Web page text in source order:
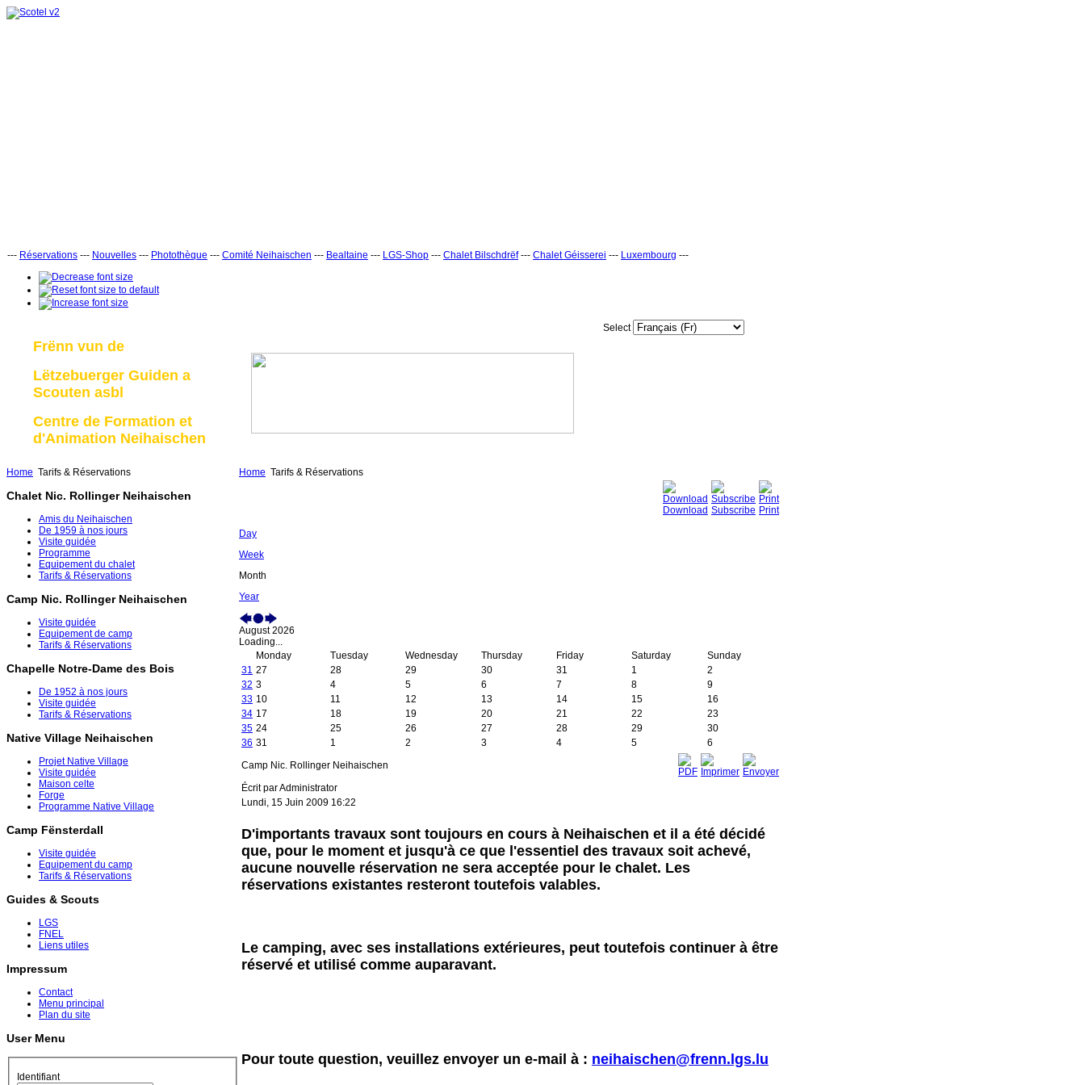
--- Réservations --- Nouvelles --- Photothèque --- Comité Neihaischen --- Bealtaine --- LGS-Shop --- Chalet Bilschdrëf--- Chalet Géisserei --- Luxembourg ---
Frënn vun de
Lëtzebuerger Guiden a
Scouten asbl
Centre de Formation et
d'Animation Neihaischen
Select
Home Tarifs & Réservations
Chalet Nic. Rollinger Neihaischen
Amis du Neihaischen
De 1959 à nos jours
Visite guidée
Programme
Equipement du chalet
Tarifs & Réservations
Camp Nic. Rollinger Neihaischen
Visite guidée
Equipement de camp
Tarifs & Réservations
Chapelle Notre-Dame des Bois
De 1952 à nos jours
Visite guidée
Tarifs & Réservations
Native Village Neihaischen
Projet Native Village
Visite guidée
Maison celte
Forge
Programme Native Village
Camp Fënsterdall
Visite guidée
Equipement du camp
Tarifs & Réservations
Guides & Scouts
LGS
FNEL
Liens utiles
Impressum
Contact
Menu principal
Plan du site
User Menu
Identifiant
Home Tarifs & Réservations
Download Subscribe Print
Day
Week
Month
Year
August 2026
Loading...
Monday
Tuesday Wednesday Thursday Friday Saturday
Sunday
31 27 28 29 30 31 1
2
32 3 4 5 6 7 8
9
33 10 11 12 13 14 15
16
34 17 18 19 20 21 22
23
35 24 25 26 27 28 29
30
36 31 1 2 3 4 5
6
Camp Nic. Rollinger Neihaischen
Écrit par Administrator
Lundi, 15 Juin 2009 16:22
D'importants travaux sont toujours en cours à Neihaischen et il a été décidé
que, pour le moment et jusqu'à ce que l'essentiel des travaux soit achevé,
aucune nouvelle réservation ne sera acceptée pour le chalet. Les
réservations existantes resteront toutefois valables.
Le camping, avec ses installations extérieures, peut toutefois continuer à être
réservé et utilisé comme auparavant.
Pour toute question, veuillez envoyer un e-mail à : neihaischen@frenn.lgs.lu